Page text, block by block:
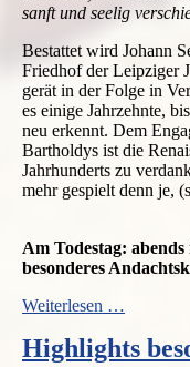
sanft und seelig
Bestattet wird Johann
Friedhof der Leipziger
gerät in der Folge in
es einige Jahrzehnte,
neu erkennt. Dem
Bartholdys ist die
Jahrhunderts zu
mehr gespielt denn je,
Am Todestag:
besonderes
Weiterlesen …
Bachs
Highlights